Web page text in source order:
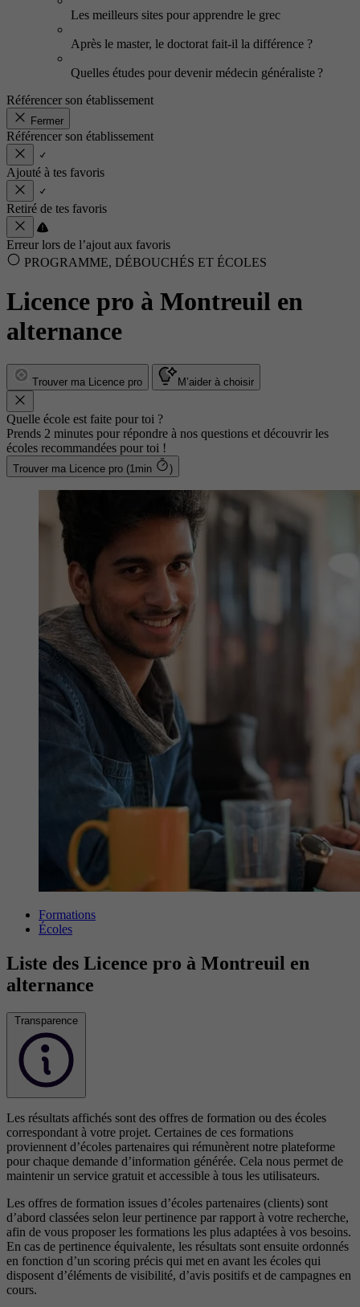
Les meilleurs sites pour apprendre le grec
Après le master, le doctorat fait-il la différence ?
Quelles études pour devenir médecin généraliste ?
Référencer son établissement
Fermer
Référencer son établissement
Ajouté à tes favoris
Retiré de tes favoris
Erreur lors de l’ajout aux favoris
PROGRAMME, DÉBOUCHÉS ET ÉCOLES
Licence pro à Montreuil en
alternance
Trouver ma Licence pro M’aider à choisir
Quelle école est faite pour toi ?
Prends 2 minutes pour répondre à nos questions et découvrir les
écoles recommandées pour toi !
Trouver ma Licence pro (1min )
Formations
Écoles
Liste des Licence pro à Montreuil en
alternance
Transparence
Les résultats affichés sont des offres de formation ou des écoles
correspondant à votre projet. Certaines de ces formations
proviennent d’écoles partenaires qui rémunèrent notre plateforme
pour chaque demande d’information générée. Cela nous permet de
maintenir un service gratuit et accessible à tous les utilisateurs.
Les offres de formation issues d’écoles partenaires (clients) sont
d’abord classées selon leur pertinence par rapport à votre recherche,
afin de vous proposer les formations les plus adaptées à vos besoins.
En cas de pertinence équivalente, les résultats sont ensuite ordonnés
en fonction d’un scoring précis qui met en avant les écoles qui
disposent d’éléments de visibilité, d’avis positifs et de campagnes en
cours.